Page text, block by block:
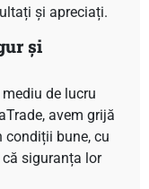
și apreciați.
și
de lucru
avem grijă
condiții bune, cu
siguranța lor